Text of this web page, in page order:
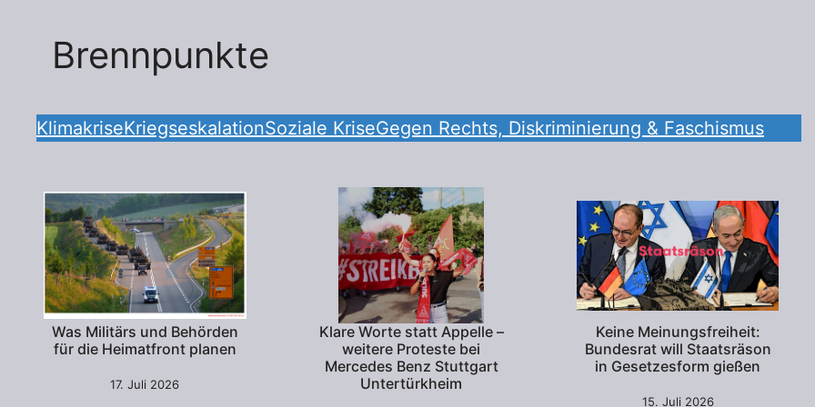
Brennpunkte
KlimakriseKriegseskalationSoziale KriseGegen Rechts, Diskriminierung & Faschismus
Was Militärs und Behörden
für die Heimatfront planen
17. Juli 2026
Klare Worte statt Appelle –
weitere Proteste bei
Mercedes Benz Stuttgart
Untertürkheim
Keine Meinungsfreiheit:
Bundesrat will Staatsräson
in Gesetzesform gießen
15. Juli 2026